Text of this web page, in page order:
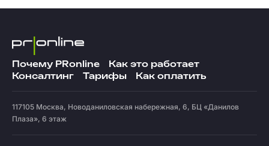
Почему PRonline
Как это работает
Консалтинг
Тарифы Как оплатить
117105 Москва, Новоданиловская набережная, 6, БЦ «Данилов
Плаза», 6 этаж